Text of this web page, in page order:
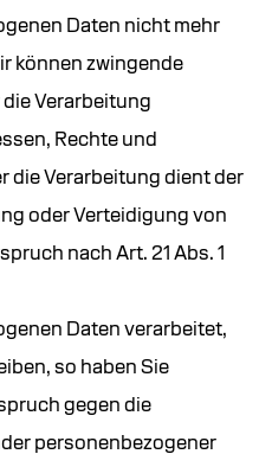
Daten nicht mehr
können zwingende
Verarbeitung
Rechte und
die Verarbeitung dient der
oder Verteidigung von
nach Art. 21 Abs. 1
Daten verarbeitet,
so haben Sie
gegen die
personenbezogener